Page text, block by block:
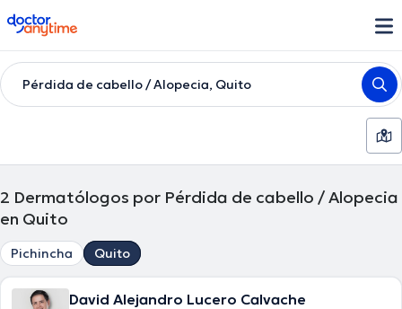
doctoranytime
Pérdida de cabello / Alopecia, Quito
2 Dermatólogos por Pérdida de cabello / Alopecia
en Quito
Pichincha Quito
David Alejandro Lucero Calvache